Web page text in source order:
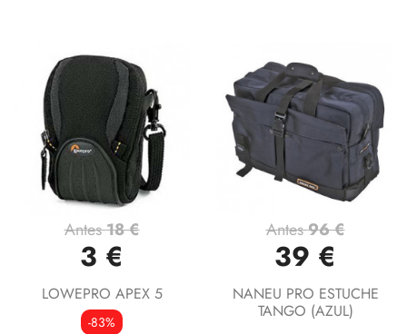
Antes18 €
3 €
LOWEPRO APEX 5
-83%
Antes96 €
39 €
NANEU PRO ESTUCHE
TANGO (AZUL)